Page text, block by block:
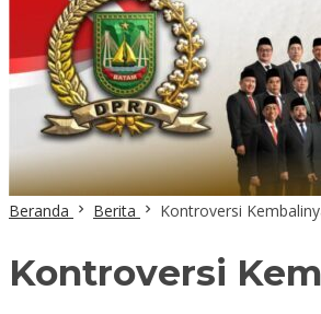
Beranda Berita Kontroversi
Kontroversi